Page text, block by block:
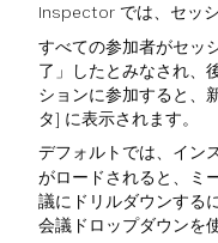
Inspector では、セッ
すべての参加者がセッ
了」したとみなされ、
ションに参加すると、
タ] に表示されます。
デフォルトでは、イン
がロードされると、ミ
議にドリルダウンする
会議ドロップダウンを